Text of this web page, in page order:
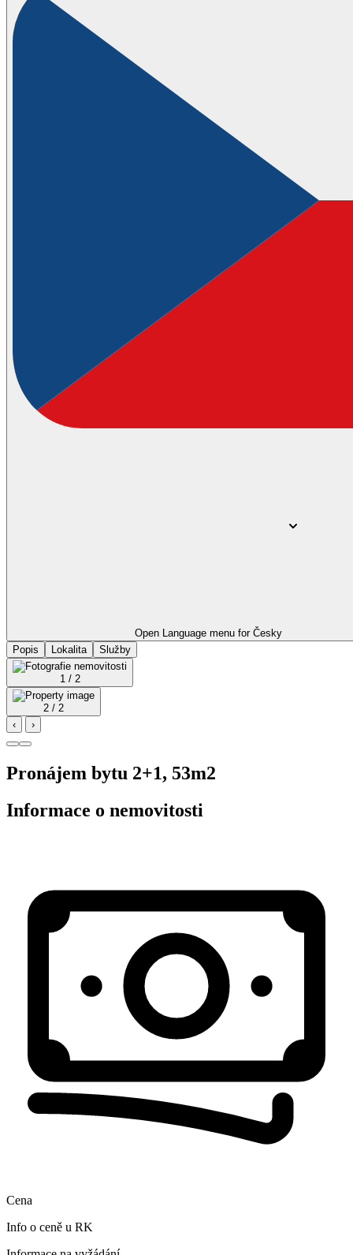
Open Language menu for Česky
Popis
Lokalita Služby
1 / 2
2 / 2
‹
›
Pronájem bytu 2+1, 53m2
Informace o nemovitosti
Cena
Info o ceně u RK